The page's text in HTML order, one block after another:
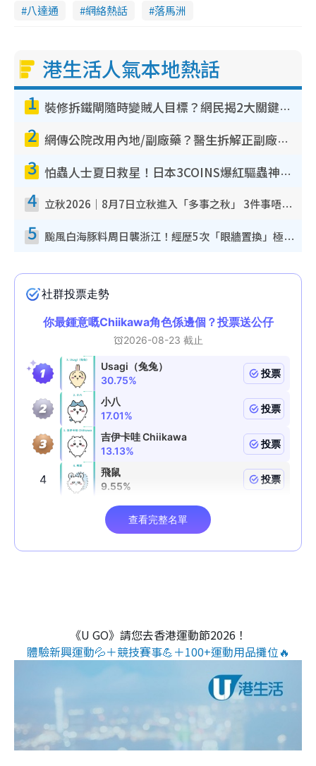
八達通 網絡熱話 落馬洲
港生活人氣本地熱話
1 裝修拆鐵閘隨時變賊人目標？網民揭2大關鍵用途：裝新式等於白裝？附新舊鐵閘分別
2 網傳公院改用內地/副廠藥？醫生拆解正副廠分別 揭4類人換藥隨時出事
3 怕蟲人士夏日救星！日本3COINS爆紅驅蟲神器$45起 1招「全程免觸碰」輕鬆搞定小強
4 立秋2026｜8月7日立秋進入「多事之秋」 3件事唔做得！專家教6招開運 清枱頭／銀包納氣接好運
5 颱風白海豚料周日襲浙江！經歷5次「眼牆置換」極罕見 成登陸內地最長途颱風
《U GO》請您去香港運動節2026！
體驗新興運動💦＋競技賽事💪＋100+運動用品攤位🔥